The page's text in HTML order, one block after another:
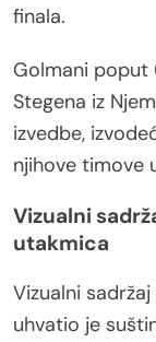
finala.
Golmani poput
Stegena iz
izvedbe,
njihove timove
Vizualni
utakmica
Vizualni
uhvatio je